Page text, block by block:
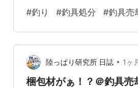
⇒買取価格1,000円 ■2023年
LT2000S 購入価格21,307
取価格合計は8,000円でし
うと7,700円で買った物だっ
#釣り #釣具処分 #釣具売
陸っぱり研究所 日誌 • 1ヶ
梱包材がぁ！？＠釣具売